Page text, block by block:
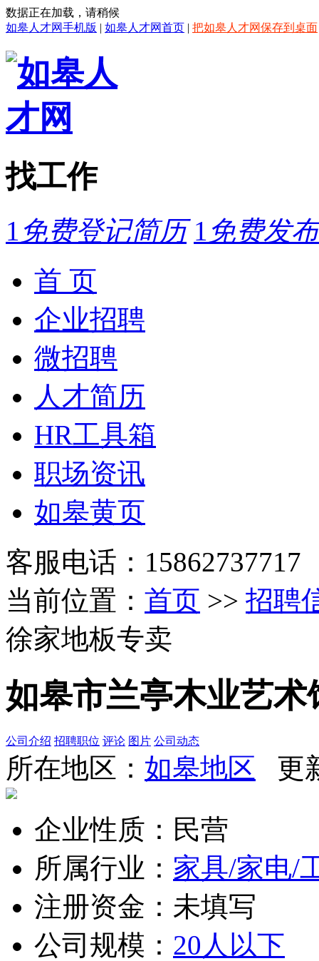
数据正在加载，请稍候
如皋人才网手机版 | 如皋人才网首页 | 把如皋人才网保存到桌面
找工作
1 免费登记简历 1 免费发
首 页
企业招聘
微招聘
人才简历
HR工具箱
职场资讯
如皋黄页
客服电话：15862737717
当前位置： 首页 >> 招聘
徐家地板专卖
如皋市兰亭木业艺
公司介绍 招聘职位 评论 图片 公司动态
所在地区： 如皋地区 更
企业性质：民营
所属行业： 家具/家电/
注册资金：未填写
公司规模： 20人以下